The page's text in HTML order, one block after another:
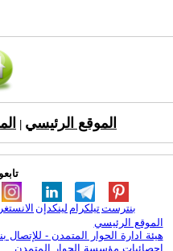
الموقع الرئيسي
لينكدإن تيلكرامبنترست
الموقع الرئيسي
هيئة ادارة الحوار المتمدن - للإتصال
إحصائيات مؤسسة الحوار المتمدن